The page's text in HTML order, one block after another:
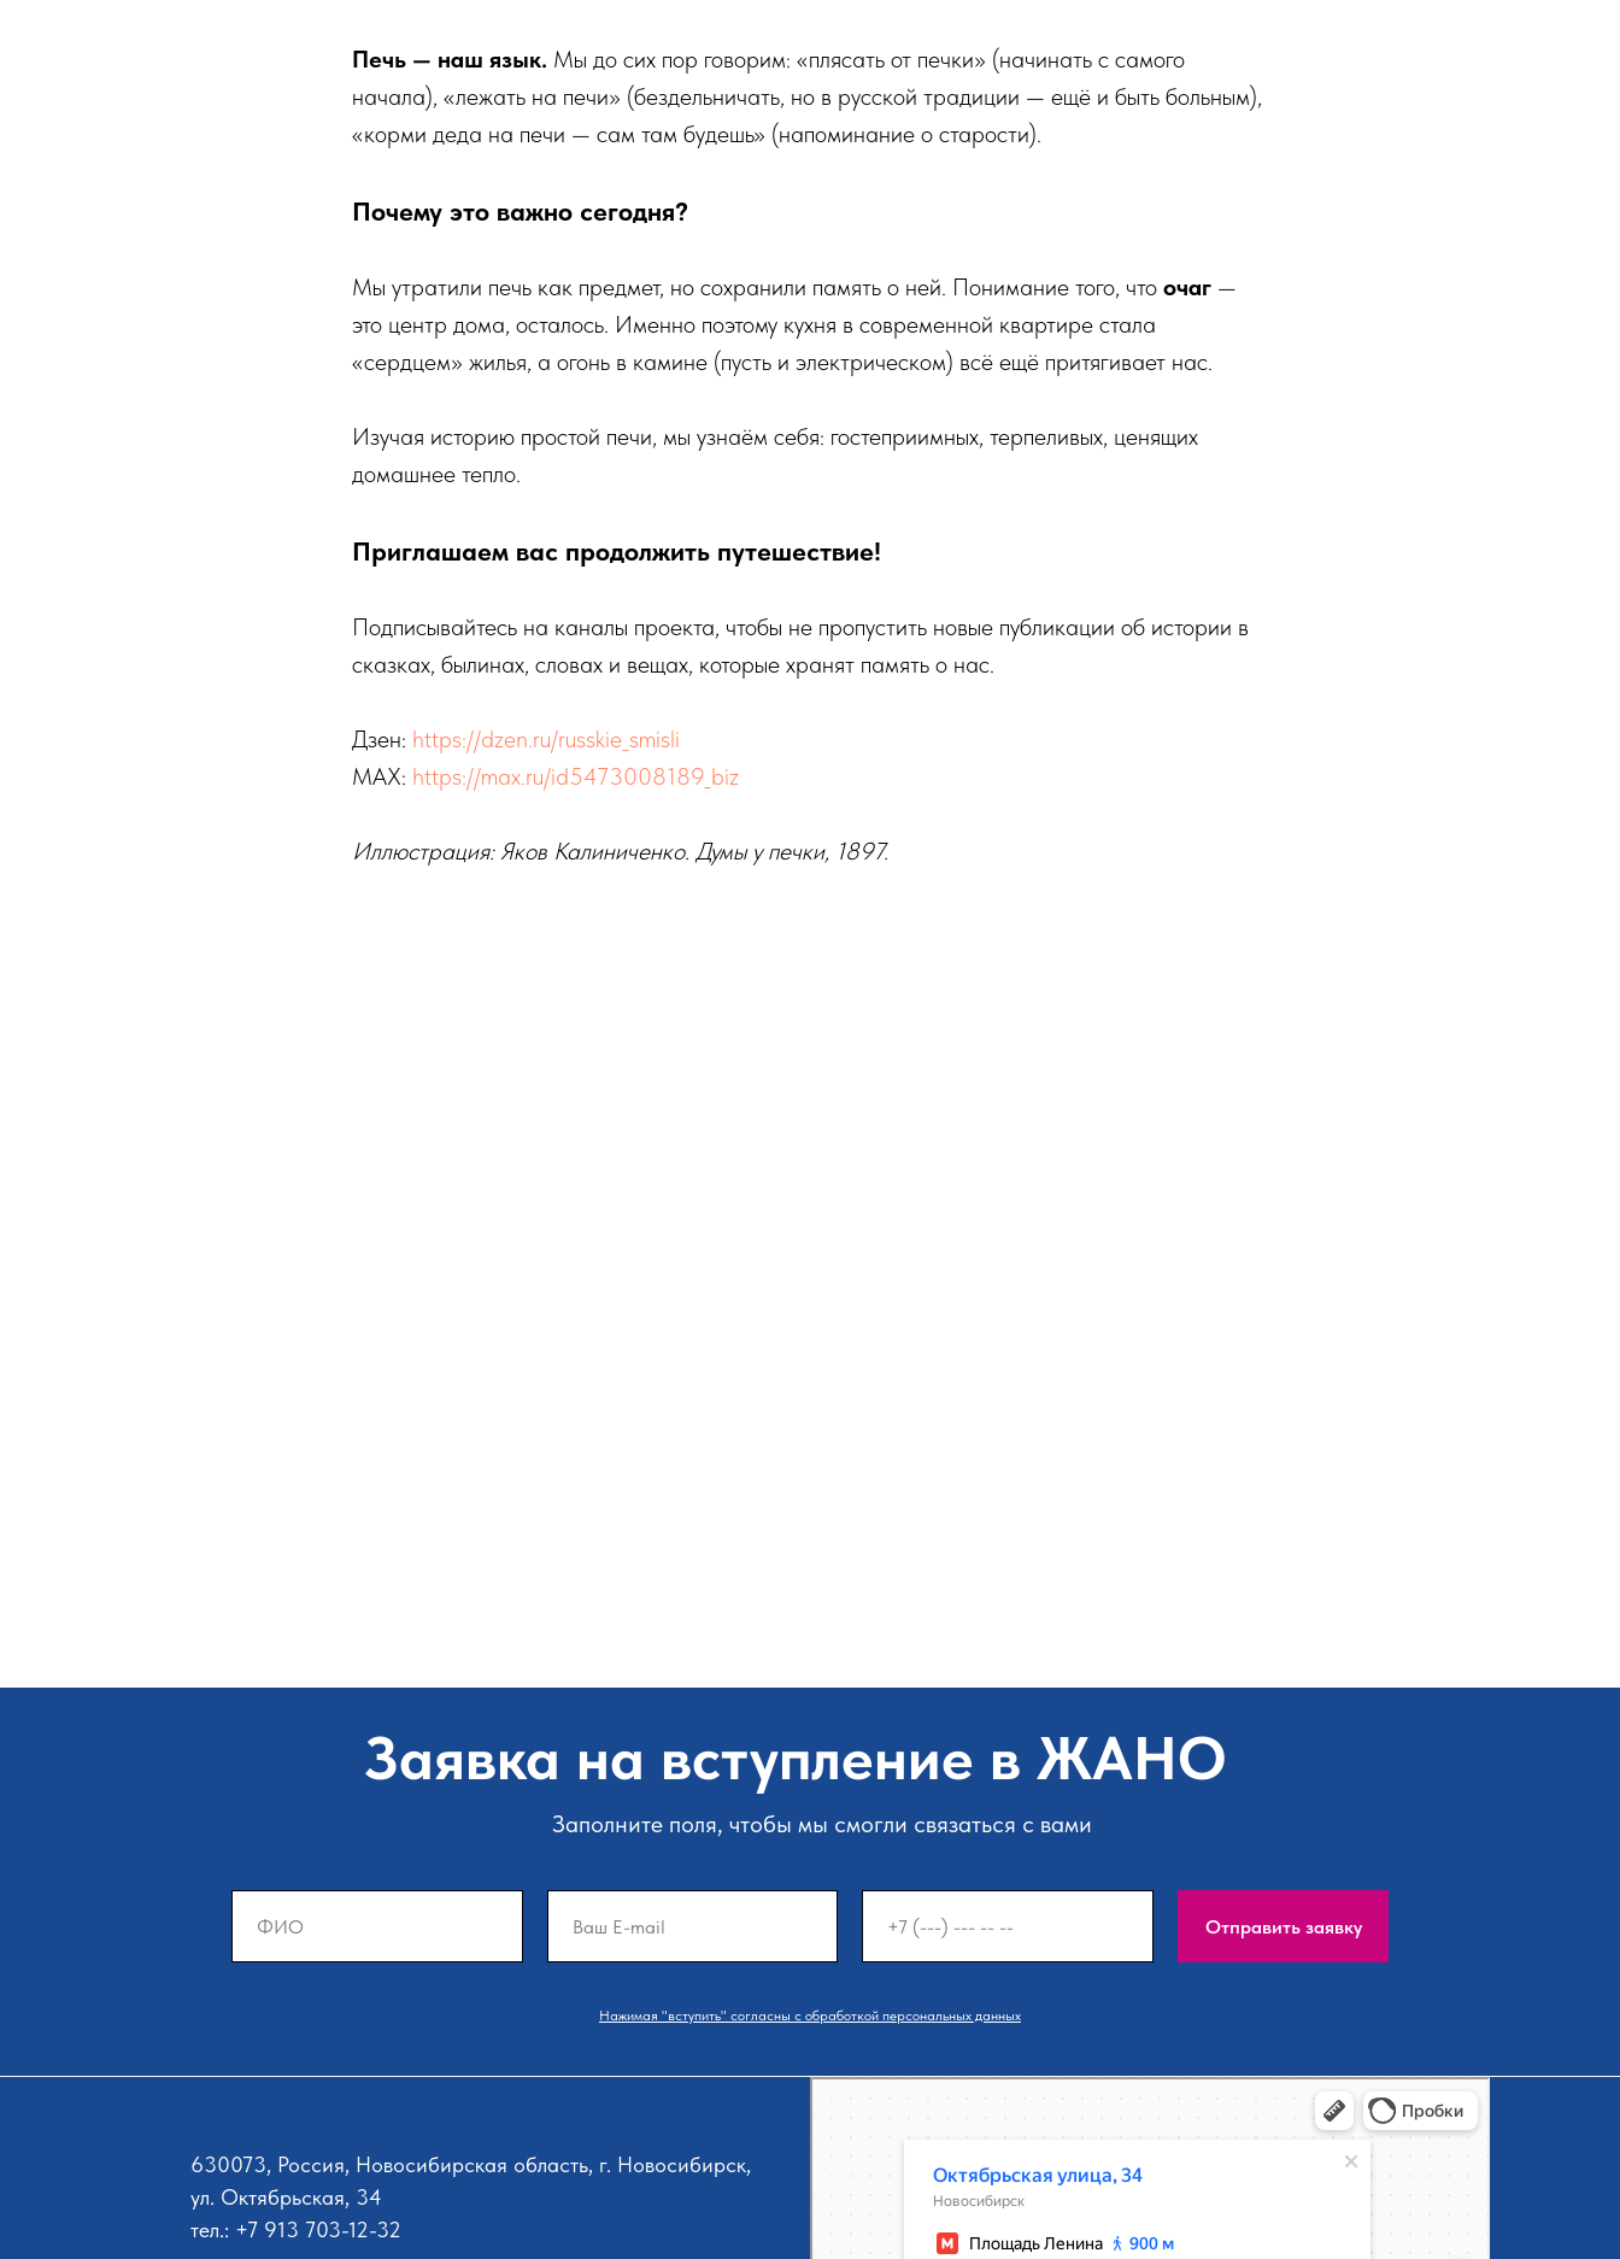
Печь — наш язык. Мы до сих пор говорим: «плясать от печки» (начинать с самого
начала), «лежать на печи» (бездельничать, но в русской традиции — ещё и быть больным),
«корми деда на печи — сам там будешь» (напоминание о старости).
Почему это важно сегодня?
Мы утратили печь как предмет, но сохранили память о ней. Понимание того, что очаг —
это центр дома, осталось. Именно поэтому кухня в современной квартире стала
«сердцем» жилья, а огонь в камине (пусть и электрическом) всё ещё притягивает нас.
Изучая историю простой печи, мы узнаём себя: гостеприимных, терпеливых, ценящих
домашнее тепло.
Приглашаем вас продолжить путешествие!
Подписывайтесь на каналы проекта, чтобы не пропустить новые публикации об истории в
сказках, былинах, словах и вещах, которые хранят память о нас.
Дзен: https://dzen.ru/russkie_smisli
MAX: https://max.ru/id5473008189_biz
Иллюстрация: Яков Калиниченко. Думы у печки, 1897.
Отправить заявку
Заявка на вступление в ЖАНО
Заполните поля, чтобы мы смогли связаться с вами
Нажимая "вступить" согласны с обработкой персональных данных
Октябрьская улица, 34 на карте Новосибирска, ближайшее метро Площадь Ленина — Яндекс Карты
630073, Россия, Новосибирская область, г. Новосибирск,
ул. Октябрьская, 34
тел.: +7 913 703-12-32